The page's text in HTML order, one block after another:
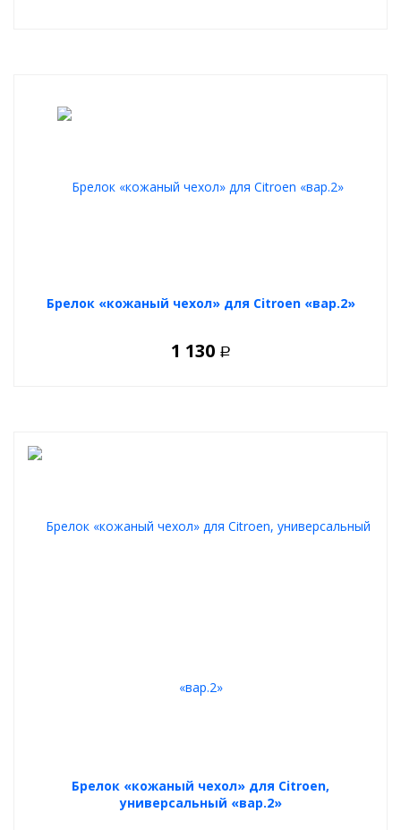
Брелок «кожаный чехол» для Citroen «вар.2»
1 130 Р
Брелок «кожаный чехол» для Citroen,
универсальный «вар.2»